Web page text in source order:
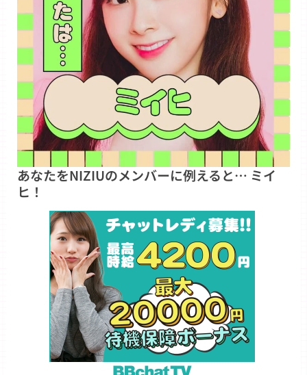
あなたをNIZIUのメンバーに例えると… ミイ
ヒ！